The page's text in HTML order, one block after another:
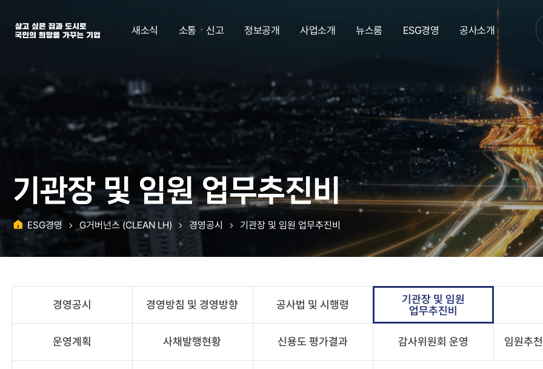
살고 싶은 집과 도시로 국민의 희망을 가꾸는 기업 | 한국토지주택공사새소식 소통ㆍ신고 정보공개 사업소개 뉴스룸 ESG경영 공사소개
기관장 및 임원 업무추진비
홈
ESG경영 G거버넌스 (CLEAN LH) 경영공시 기관장 및 임원 업무추진비
경영공시 경영방침 및 경영방향 공사법 및 시행령
기관장 및 임원
업무추진비
운영계획 사채발행현황 신용도 평가결과 감사위원회 운영 임원추